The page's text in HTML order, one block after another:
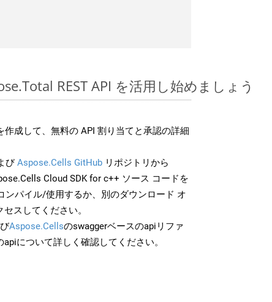
REST API を活用し始めましょう
作成して、無料の API 割り当てと承認の詳細
びAspose.Cells GitHub リポジトリから
Cloud SDK for c++ ソース コードを
ンパイル/使用するか、別のダウンロード オ
スしてください。
Aspose.Cellsのswaggerベースのapiリファ
について詳しく確認してください。